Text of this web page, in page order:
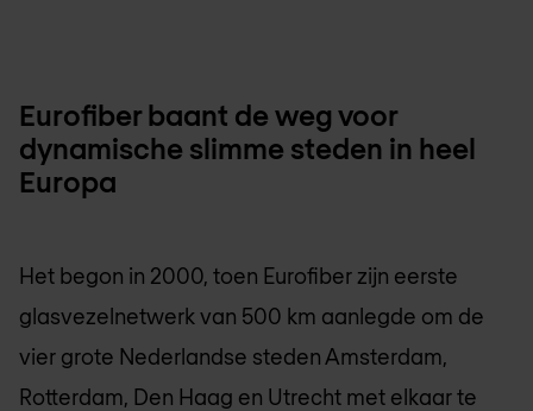
Eurofiber baant de weg voor
dynamische slimme steden in heel
Europa
Het begon in 2000, toen Eurofiber zijn eerste
glasvezelnetwerk van 500 km aanlegde om de
vier grote Nederlandse steden Amsterdam,
Rotterdam, Den Haag en Utrecht met elkaar te